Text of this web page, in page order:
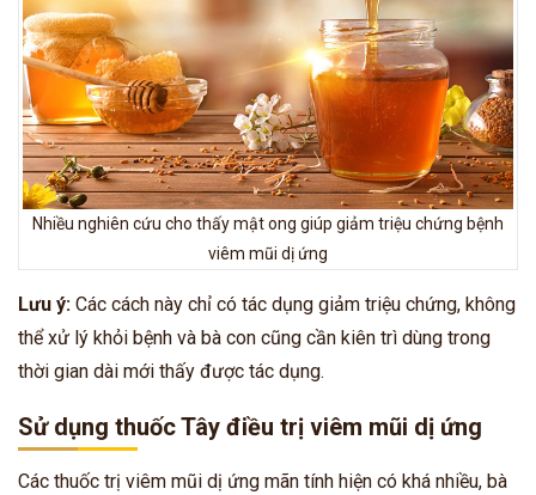
Nhiều nghiên cứu cho thấy mật ong giúp giảm triệu chứng bệnh
viêm mũi dị ứng
Lưu ý: Các cách này chỉ có tác dụng giảm triệu chứng, không
thể xử lý khỏi bệnh và bà con cũng cần kiên trì dùng trong
thời gian dài mới thấy được tác dụng.
Sử dụng thuốc Tây điều trị viêm mũi dị ứng
Các thuốc trị viêm mũi dị ứng mãn tính hiện có khá nhiều, bà